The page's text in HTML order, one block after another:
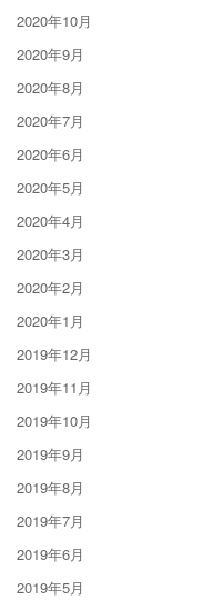
2020年10月
2020年9月
2020年8月
2020年7月
2020年6月
2020年5月
2020年4月
2020年3月
2020年2月
2020年1月
2019年12月
2019年11月
2019年10月
2019年9月
2019年8月
2019年7月
2019年6月
2019年5月